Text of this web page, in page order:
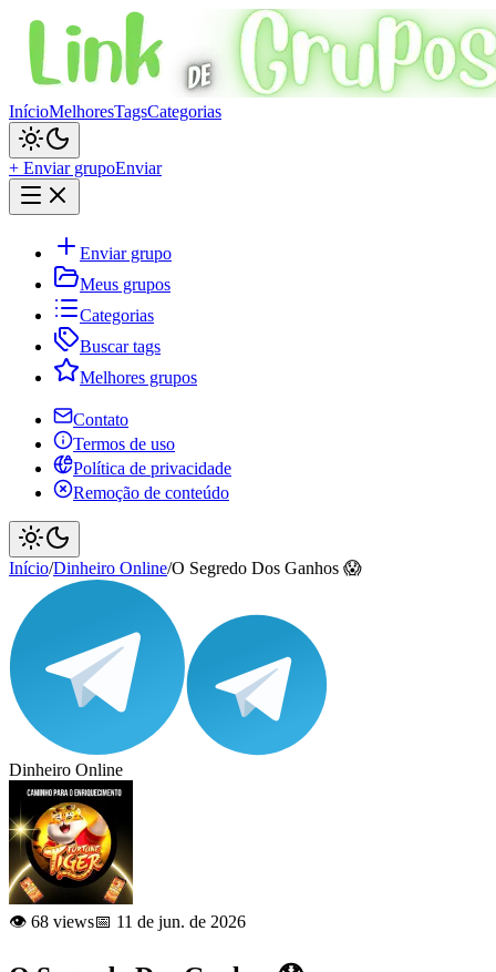
InícioMelhoresTagsCategorias
+ Enviar grupoEnviar
Enviar grupo
Meus grupos
Categorias
Buscar tags
Melhores grupos
Contato
Termos de uso
Política de privacidade
Remoção de conteúdo
Início/Dinheiro Online/O Segredo Dos Ganhos 😱
Dinheiro Online
👁️ 68 views📅 11 de jun. de 2026